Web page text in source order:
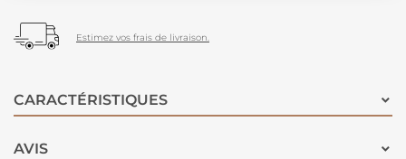
Estimez vos frais de livraison.
CARACTÉRISTIQUES
AVIS